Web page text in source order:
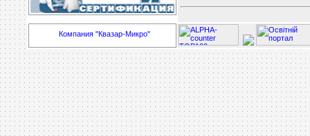
Компания "Квазар-Микро"